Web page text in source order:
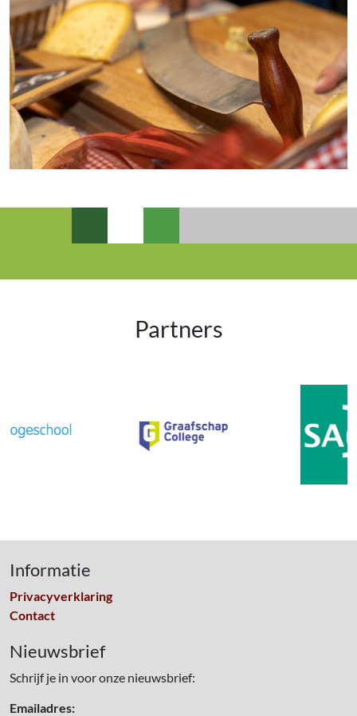
Partners
Informatie
Privacyverklaring
Contact
Nieuwsbrief
Schrijf je in voor onze nieuwsbrief:
Emailadres: